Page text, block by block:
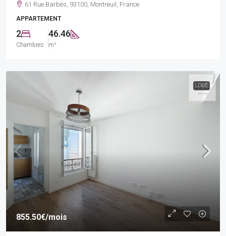
61 Rue Barbés, 93100, Montreuil, France
APPARTEMENT
2
Chambres
46.46
m²
LOUÉ
855.50€/mois